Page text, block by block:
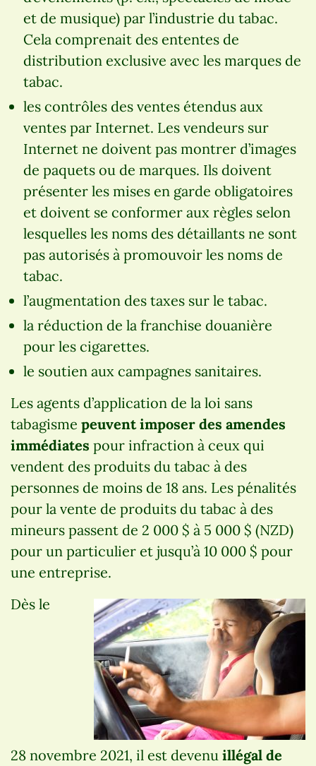
et de musique) par l’industrie du tabac.
Cela comprenait des ententes de
distribution exclusive avec les marques de
tabac.
les contrôles des ventes étendus aux
ventes par Internet. Les vendeurs sur
Internet ne doivent pas montrer d’images
de paquets ou de marques. Ils doivent
présenter les mises en garde obligatoires
et doivent se conformer aux règles selon
lesquelles les noms des détaillants ne sont
pas autorisés à promouvoir les noms de
tabac.
l’augmentation des taxes sur le tabac.
la réduction de la franchise douanière
pour les cigarettes.
le soutien aux campagnes sanitaires.
Les agents d’application de la loi sans
tabagisme peuvent imposer des amendes
immédiates pour infraction à ceux qui
vendent des produits du tabac à des
personnes de moins de 18 ans. Les pénalités
pour la vente de produits du tabac à des
mineurs passent de 2 000 $ à 5 000 $ (NZD)
pour un particulier et jusqu’à 10 000 $ pour
une entreprise.
Dès le
28 novembre 2021, il est devenu illégal de